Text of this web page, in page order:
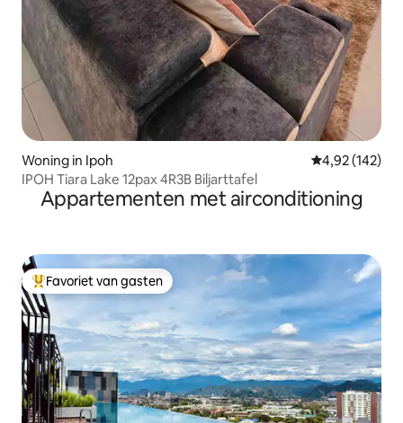
Woning in Ipoh Gemiddelde
4,92 (142)
IPOH Tiara Lake 12pax 4R3B Biljarttafel
Appartementen met airconditioning
Topfavoriet van gasten
Favoriet van gasten